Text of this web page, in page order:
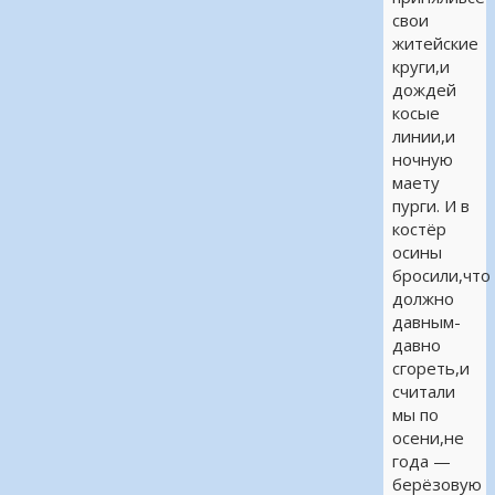
свои
житейские
круги,и
дождей
косые
линии,и
ночную
маету
пурги. И в
костёр
осины
бросили,что
должно
давным-
давно
сгореть,и
считали
мы по
осени,не
года —
берёзовую